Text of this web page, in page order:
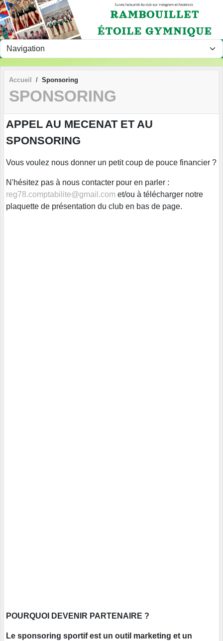
Accueil Sponsoring
SPONSORING
APPEL AU MECENAT ET AU
SPONSORING
Vous voulez nous donner un petit coup de pouce financier ?
N'hésitez pas à nous contacter pour en parler :
reg78.comptabilite@gmail.com et/ou à télécharger notre
plaquette de présentation du club en bas de page.
POURQUOI DEVENIR PARTENAIRE ?
Le sponsoring sportif est un outil marketing et un
Panneau de gestion des cookies